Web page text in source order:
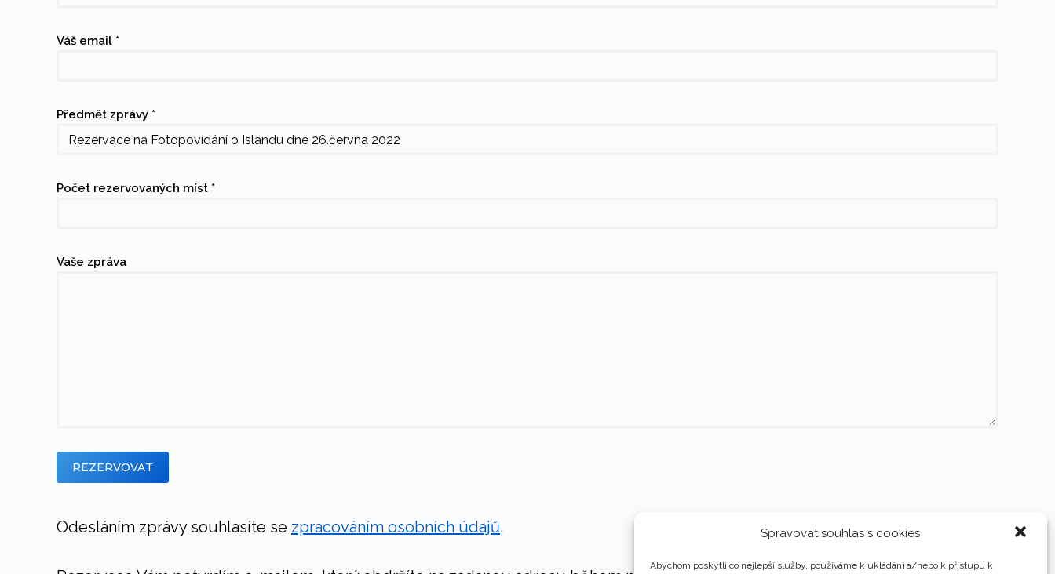
Spravovat souhlas s cookies
Abychom poskytli co nejlepší služby, používáme k ukládání a/nebo k přístupu k
Váš email *
Předmět zprávy *
Počet rezervovaných míst *
Vaše zpráva
Odesláním zprávy souhlasíte se zpracováním osobních údajů.